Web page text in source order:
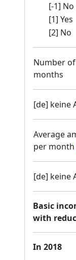
[-1]
[1] Yes
[2] No
Number of
months
[de] keine
Average
per month
[de] keine
Basic
with
In 2018